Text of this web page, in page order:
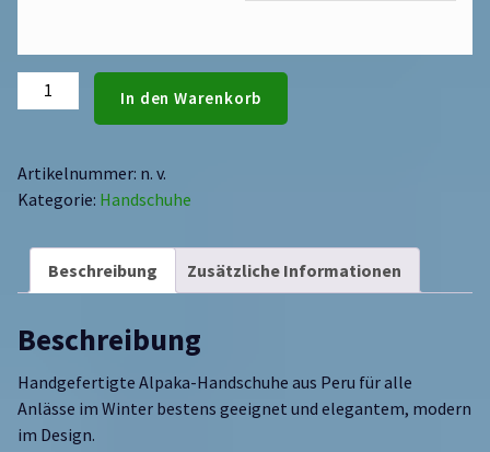
In den Warenkorb
Artikelnummer: n. v.
Kategorie: Handschuhe
Beschreibung Zusätzliche Informationen
Beschreibung
Handgefertigte Alpaka-Handschuhe aus Peru für alle
Anlässe im Winter bestens geeignet und elegantem, modern
im Design.